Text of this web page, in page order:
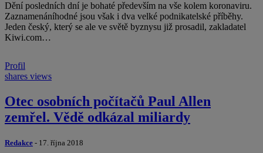
Dění posledních dní je bohaté především na vše kolem koronaviru.
Zaznamenáníhodné jsou však i dva velké podnikatelské příběhy.
Jeden český, který se ale ve světě byznysu již prosadil, zakladatel
Kiwi.com…
Profil
shares views
Otec osobních počítačů Paul Allen
zemřel. Vědě odkázal miliardy
Redakce - 17. října 2018